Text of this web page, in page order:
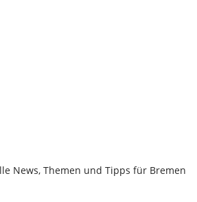
News, Themen und Tipps für Bremen